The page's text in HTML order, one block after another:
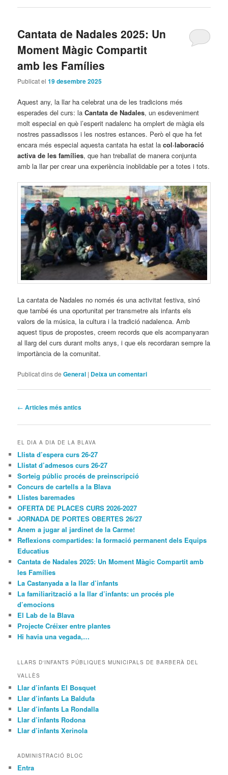
Cantata de Nadales 2025: Un
Moment Màgic Compartit
amb les Famílies
Publicat el19 desembre 2025
Aquest any, la llar ha celebrat una de les tradicions més
esperades del curs: laCantata de Nadales, un esdeveniment
molt especial en què l’esperit nadalenc ha omplert de màgia els
nostres passadissos i les nostres estances. Però el que ha fet
encara més especial aquesta cantata ha estat lacol·laboració
activa de les famílies, que han treballat de manera conjunta
amb la llar per crear una experiència inoblidable per a totes i tots.
La cantata de Nadales no només és una activitat festiva, sinó
que també és una oportunitat per transmetre als infants els
valors de la música, la cultura i la tradició nadalenca. Amb
aquest tipus de propostes, creem records que els acompanyaran
al llarg del curs durant molts anys, i que els recordaran sempre la
importància de la comunitat.
Publicat dins de General | Deixa un comentari
Navegació
articles
← Articles més antics
EL DIA A DIA DE LA BLAVA
Llista d’espera curs 26-27
Llistat d’admesos curs 26-27
Sorteig públic procés de preinscripció
Concurs de cartells a la Blava
Llistes baremades
OFERTA DE PLACES CURS 2026-2027
JORNADA DE PORTES OBERTES 26/27
Anem a jugar al jardinet de la Carme!
Reflexions compartides: la formació permanent dels Equips
Educatius
Cantata de Nadales 2025: Un Moment Màgic Compartit amb
les Famílies
La Castanyada a la llar d’infants
La familiarització a la llar d’infants: un procés ple
d’emocions
El Lab de la Blava
Projecte Créixer entre plantes
Hi havia una vegada,…
LLARS D'INFANTS PÚBLIQUES MUNICIPALS DE BARBERÀ DEL
VALLÈS
Llar d’infants El Bosquet
Llar d’infants La Baldufa
Llar d’infants La Rondalla
Llar d’infants Rodona
Llar d’infants Xerinola
ADMINISTRACIÓ BLOC
Entra